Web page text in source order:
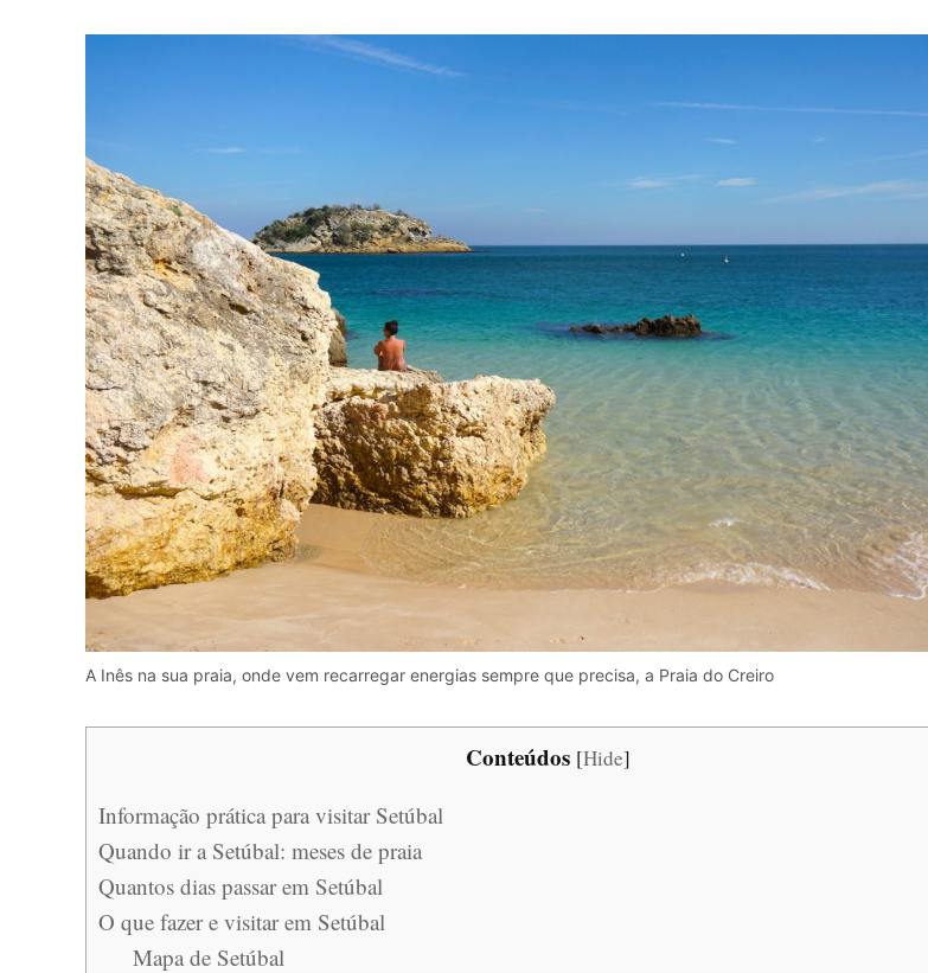
A Inês na sua praia, onde vem recarregar energias sempre que precisa, a Praia do Creiro
Conteúdos [Hide]
Informação prática para visitar Setúbal
Quando ir a Setúbal: meses de praia
Quantos dias passar em Setúbal
O que fazer e visitar em Setúbal
Mapa de Setúbal